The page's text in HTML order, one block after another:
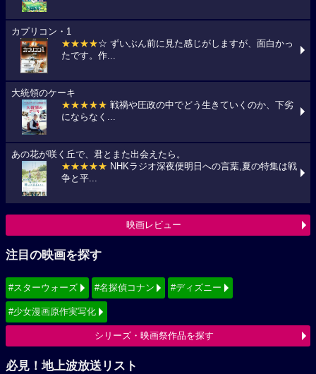
カプリコン・1
★★★★☆ ずいぶん前に見た感じがしますが、面白かっ
たです。作...
大統領のケーキ
★★★★★ 戦禍や圧政の中でどう生きていくのか、下劣
にならなく...
あの花が咲く丘で、君とまた出会えたら。
★★★★★ NHKラジオ深夜便明日への言葉,夏の特集は戦
争と平...
映画レビュー
注目の映画を探す
#スターウォーズ #名探偵コナン #ディズニー
#少女漫画原作実写化
シリーズ・映画祭作品を探す
必見！地上波放送リスト